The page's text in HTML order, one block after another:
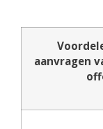
aanvragen